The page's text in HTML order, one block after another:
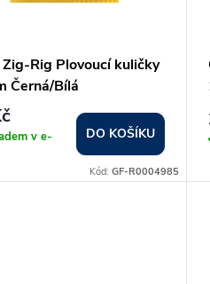
Rig Plovoucí kuličky
Černá/Bílá
v e-
DO KOŠÍKU
Kód: GF-R0004985